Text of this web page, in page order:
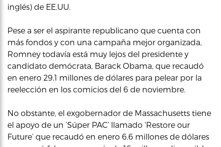
inglés) de EE.UU.
Pese a ser el aspirante republicano que cuenta con
más fondos y con una campaña mejor organizada,
Romney todavía está muy lejos del presidente y
candidato demócrata, Barack Obama, que recaudó
en enero 29.1 millones de dólares para pelear por la
reelección en los comicios del 6 de noviembre.
No obstante, el exgobernador de Massachusetts tiene
el apoyo de un ‘Súper PAC’ llamado ‘Restore our
Future’ que recaudó en enero 6.6 millones de dólares